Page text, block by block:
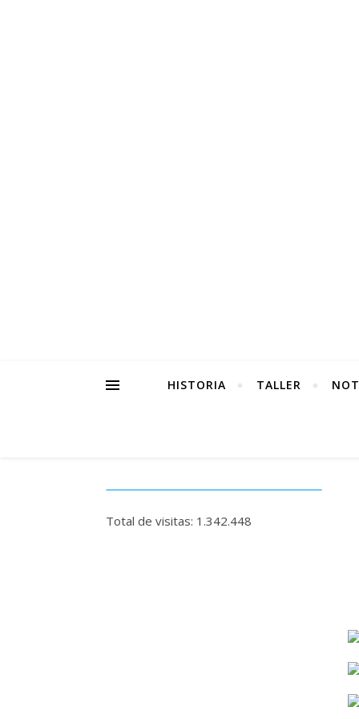
HISTORIA TALLER
Total de visitas: 1.342.448